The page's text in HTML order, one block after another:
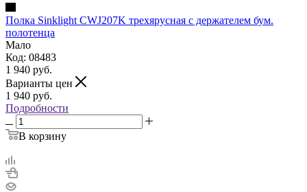
Полка Sinklight CWJ207K трехярусная с держателем бум.
полотенца
Мало
Код: 08483
1 940 руб.
Варианты цен
1 940 руб.
Подробности
В корзину